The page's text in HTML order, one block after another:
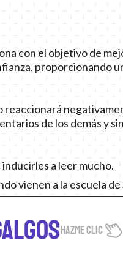
con el objetivo de
proporcionando
de los demás y
a leer mucho.
vienen a la escuela de
hazme clic